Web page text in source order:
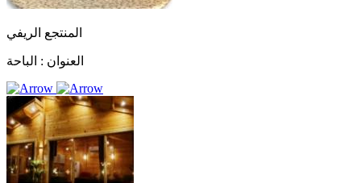
المنتجع الريفي
العنوان : الباحة